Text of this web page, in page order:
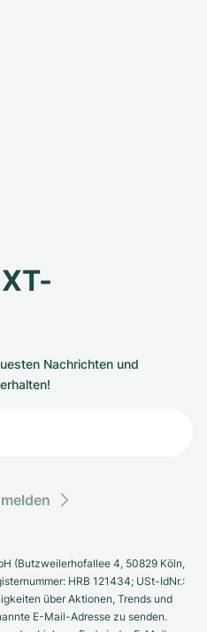
Nachrichten und
(Butzweilerhofallee 4, 50829 Köln,
HRB 121434; USt-IdNr.:
über Aktionen, Trends und
E-Mail-Adresse zu senden.